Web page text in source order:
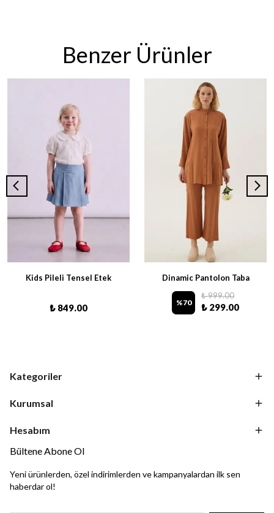
Benzer Ürünler
Kids Pileli Tensel Etek
₺ 849.00
Dinamic Pantolon Taba
%70
₺ 999.00
₺ 299.00
Kategoriler
Kurumsal
Hesabım
Bültene Abone Ol
Yeni ürünlerden, özel indirimlerden ve kampanyalardan ilk sen
haberdar ol!